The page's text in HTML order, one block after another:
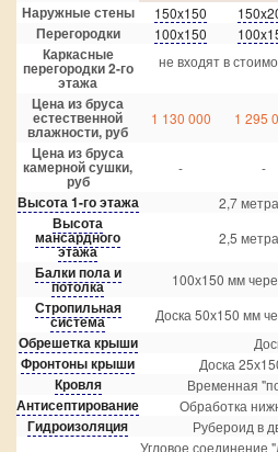
Наружные стены
150x150
Перегородки 100x150
Каркасные
перегородки 2-го
этажа
не входят в
Цена из бруса
естественной
влажности, руб
1 130 000 1 295
Цена из бруса
камерной сушки,
руб
- -
Высота 1-го этажа 2,7
Высота
мансардного
этажа
2,5
Балки пола и
потолка 100х150 мм
Стропильная
система Доска 50х150 мм
Обрешетка крыши
Фронтоны крыши Доска
Кровля Временная
Антисептирование Обработка
Гидроизоляция Рубероид в
Угловое соединение